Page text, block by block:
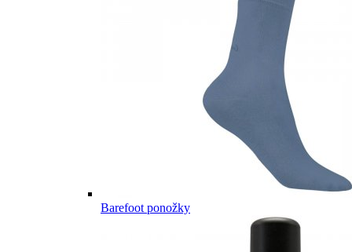
Barefoot ponožky